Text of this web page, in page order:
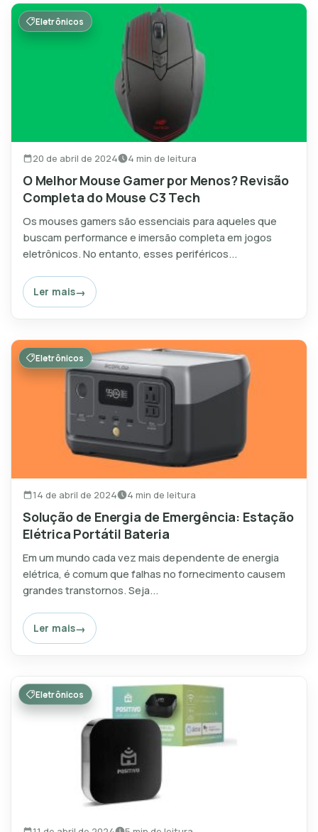
Eletrônicos
20 de abril de 2024 4 min de leitura
O Melhor Mouse Gamer por Menos? Revisão
Completa do Mouse C3 Tech
Os mouses gamers são essenciais para aqueles que
buscam performance e imersão completa em jogos
eletrônicos. No entanto, esses periféricos...
Ler mais
Eletrônicos
14 de abril de 2024 4 min de leitura
Solução de Energia de Emergência: Estação
Elétrica Portátil Bateria
Em um mundo cada vez mais dependente de energia
elétrica, é comum que falhas no fornecimento causem
grandes transtornos. Seja...
Ler mais
Eletrônicos